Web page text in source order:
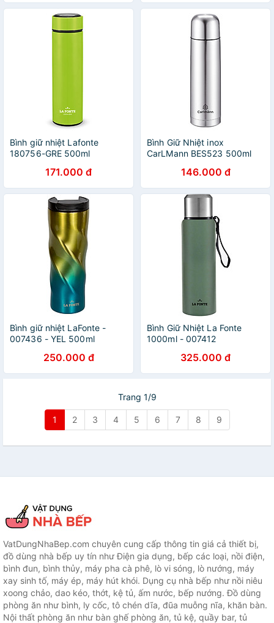
Bình giữ nhiệt Lafonte
180756-GRE 500ml
171.000 đ
Bình Giữ Nhiệt inox
CarLMann BES523 500ml
146.000 đ
Bình giữ nhiệt LaFonte -
007436 - YEL 500ml
250.000 đ
Bình Giữ Nhiệt La Fonte
1000ml - 007412
325.000 đ
Trang 1/9
1 2 3 4 5 6 7 8 9
VatDungNhaBep.com chuyên cung cấp thông tin giá cả thiết bị,
đồ dùng nhà bếp uy tín như Điện gia dụng, bếp các loại, nồi điện,
bình đun, bình thủy, máy pha cà phê, lò vi sóng, lò nướng, máy
xay sinh tố, máy ép, máy hút khói. Dụng cụ nhà bếp như nồi niêu
xoong chảo, dao kéo, thớt, kệ tủ, ấm nước, bếp nướng. Đồ dùng
phòng ăn như bình, ly cốc, tô chén dĩa, đũa muỗng nĩa, khăn bàn.
Nội thất phòng ăn như bàn ghế phòng ăn, tủ kệ, quầy bar, tủ